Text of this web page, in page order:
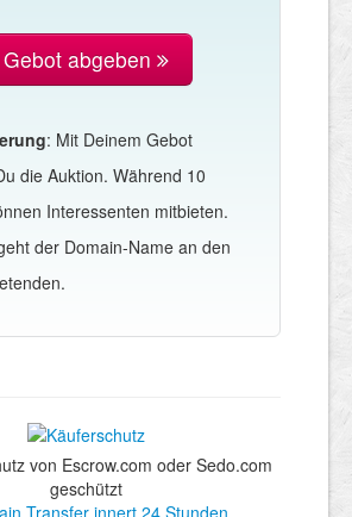
Gebot abgeben
: Mit Deinem Gebot
die Auktion. Während 10
Interessenten mitbieten.
der Domain-Name an den
von Escrow.com oder Sedo.com
geschützt